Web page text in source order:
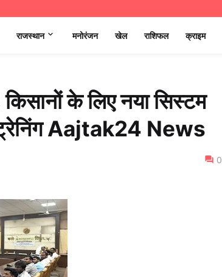
राजस्थान मनोरंजन खेल राशिफल क्राइम
के लिए नया सिस्टम
Aajtak24 News
0